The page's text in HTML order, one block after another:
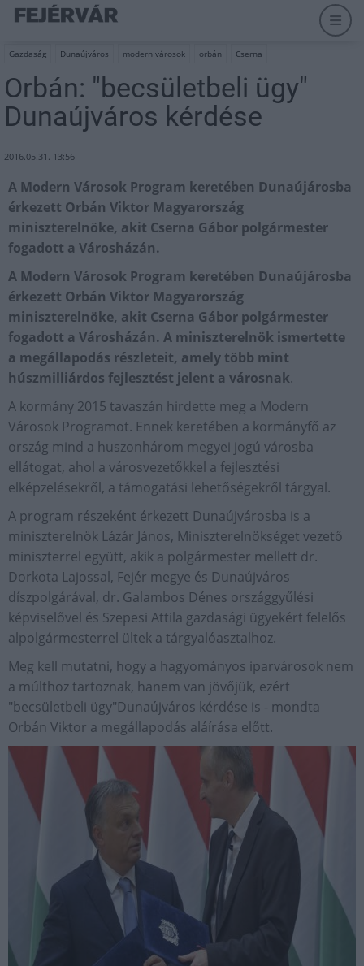
Gazdaság Dunaújváros modern városok orbán Cserna
Orbán: "becsületbeli ügy"
Dunaújváros kérdése
2016.05.31. 13:56
A Modern Városok Program keretében Dunaújárosba
érkezett Orbán Viktor Magyarország
miniszterelnöke, akit Cserna Gábor polgármester
fogadott a Városházán.
A Modern Városok Program keretében Dunaújárosba
érkezett Orbán Viktor Magyarország
miniszterelnöke, akit Cserna Gábor polgármester
fogadott a Városházán. A miniszterelnök ismertette
a megállapodás részleteit, amely több mint
húszmilliárdos fejlesztést jelent a városnak.
A kormány 2015 tavaszán hirdette meg a Modern
Városok Programot. Ennek keretében a kormányfő az
ország mind a huszonhárom megyei jogú városba
ellátogat, ahol a városvezetőkkel a fejlesztési
elképzelésekről, a támogatási lehetőségekről tárgyal.
A program részeként érkezett Dunaújvárosba is a
miniszterelnök Lázár János, Miniszterelnökséget vezető
miniszterrel együtt, akik a polgármester mellett dr.
Dorkota Lajossal, Fejér megye és Dunaújváros
díszpolgárával, dr. Galambos Dénes országgyűlési
képviselővel és Szepesi Attila gazdasági ügyekért felelős
alpolgármesterrel ültek a tárgyalóasztalhoz.
Meg kell mutatni, hogy a hagyományos iparvárosok nem
a múlthoz tartoznak, hanem van jövőjük, ezért
"becsületbeli ügy"Dunaújváros kérdése is - mondta
Orbán Viktor a megállapodás aláírása előtt.